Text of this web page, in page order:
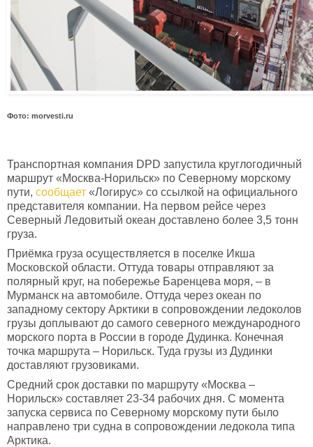
Фото: morvesti.ru
Транспортная компания DPD запустила круглогодичный
маршрут «Москва-Норильск» по Северному морскому
пути, сообщает «Логирус» со ссылкой на официального
представителя компании. На первом рейсе через
Северный Ледовитый океан доставлено более 3,5 тонн
груза.
Приёмка груза осуществляется в поселке Икша
Московской области. Оттуда товары отправляют за
полярный круг, на побережье Баренцева моря, – в
Мурманск на автомобиле. Оттуда через океан по
западному сектору Арктики в сопровождении ледоколов
грузы доплывают до самого северного международного
морского порта в России в городе Дудинка. Конечная
точка маршрута – Норильск. Туда грузы из Дудинки
доставляют грузовиками.
Средний срок доставки по маршруту «Москва –
Норильск» составляет 23-34 рабочих дня. С момента
запуска сервиса по Северному морскому пути было
направлено три судна в сопровождении ледокола типа
Арктика.